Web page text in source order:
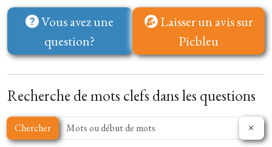
Vous avez une
question?
Laisser un avis sur
Picbleu
Recherche de mots clefs dans les questions
Chercher